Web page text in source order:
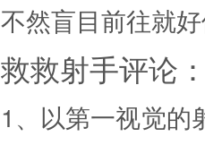
不然盲目前往就
救救射手评论：
1、以第一视觉的